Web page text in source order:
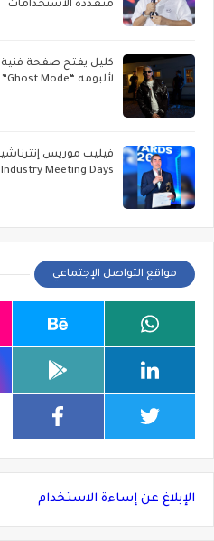
متعددة الاستخدامات
لألبومه “Ghost Mode”
Industry Meeting Days
مواقع التواصل الإجتماعي
الإبلاغ عن إساءة الاستخدام